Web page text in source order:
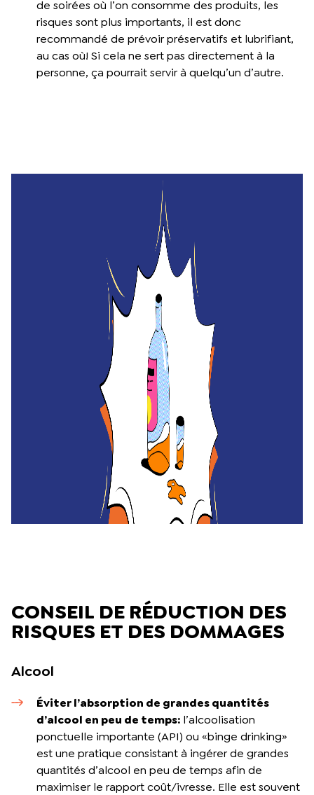
de soirées où l’on consomme des produits, les
risques sont plus importants, il est donc
recommandé de prévoir préservatifs et lubrifiant,
au cas où! Si cela ne sert pas directement à la
personne, ça pourrait servir à quelqu’un d’autre.
CONSEIL DE RÉDUCTION DES
RISQUES ET DES DOMMAGES
Alcool
Éviter l’absorption de grandes quantités
d’alcool en peu de temps: l’alcoolisation
ponctuelle importante (API) ou «binge drinking»
est une pratique consistant à ingérer de grandes
quantités d’alcool en peu de temps afin de
maximiser le rapport coût/ivresse. Elle est souvent